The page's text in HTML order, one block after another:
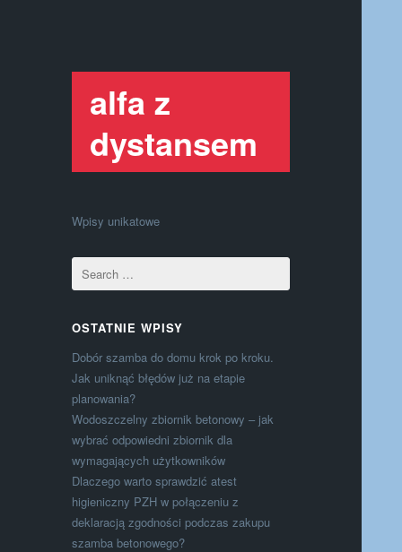
alfa z
dystansem
Wpisy unikatowe
OSTATNIE WPISY
Dobór szamba do domu krok po kroku.
Jak uniknąć błędów już na etapie
planowania?
Wodoszczelny zbiornik betonowy – jak
wybrać odpowiedni zbiornik dla
wymagających użytkowników
Dlaczego warto sprawdzić atest
higieniczny PZH w połączeniu z
deklaracją zgodności podczas zakupu
szamba betonowego?